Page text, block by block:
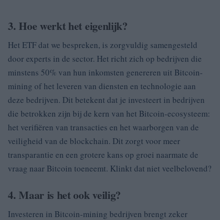
3. Hoe werkt het eigenlijk?
Het ETF dat we bespreken, is zorgvuldig samengesteld
door experts in de sector. Het richt zich op bedrijven die
minstens 50% van hun inkomsten genereren uit Bitcoin-
mining of het leveren van diensten en technologie aan
deze bedrijven. Dit betekent dat je investeert in bedrijven
die betrokken zijn bij de kern van het Bitcoin-ecosysteem:
het verifiëren van transacties en het waarborgen van de
veiligheid van de blockchain. Dit zorgt voor meer
transparantie en een grotere kans op groei naarmate de
vraag naar Bitcoin toeneemt. Klinkt dat niet veelbelovend?
4. Maar is het ook veilig?
Investeren in Bitcoin-mining bedrijven brengt zeker